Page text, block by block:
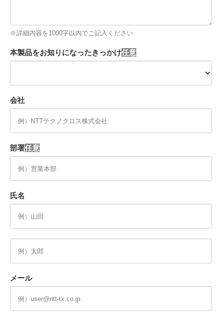
※詳細内容を1000字以内でご記入ください
本製品をお知りになったきっかけ
会社
部署
氏名
メール